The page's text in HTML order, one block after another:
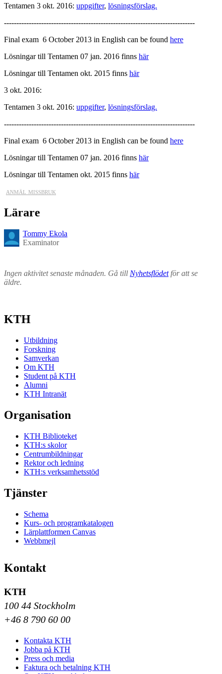
Tentamen 3 okt. 2016: uppgifter, lösningsförslag.
-----------------------------------------------------------------------------
Final exam 6 October 2013 in English can be found here
Lösningar till Tentamen 07 jan. 2016 finns här
Lösningar till Tentamen okt. 2015 finns här
3 okt. 2016:
Tentamen 3 okt. 2016: uppgifter, lösningsförslag.
-----------------------------------------------------------------------------
Final exam 6 October 2013 in English can be found here
Lösningar till Tentamen 07 jan. 2016 finns här
Lösningar till Tentamen okt. 2015 finns här
anmäl missbruk
Lärare
Tommy Ekola
Examinator
Ingen aktivitet senaste månaden. Gå till Nyhetsflödetför att se
äldre.
KTH
Utbildning
Forskning
Samverkan
Om KTH
Student på KTH
Alumni
KTH Intranät
Organisation
KTH Biblioteket
KTH:s skolor
Centrumbildningar
Rektor och ledning
KTH:s verksamhetsstöd
Tjänster
Schema
Kurs- och programkatalogen
Lärplattformen Canvas
Webbmejl
Kontakt
KTH
100 44 Stockholm
+46 8 790 60 00
Kontakta KTH
Jobba på KTH
Press och media
Faktura och betalning KTH